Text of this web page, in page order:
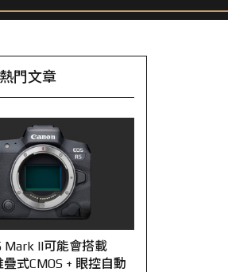
熱門文章
Mark II可能會搭載
式CMOS + 眼控自動